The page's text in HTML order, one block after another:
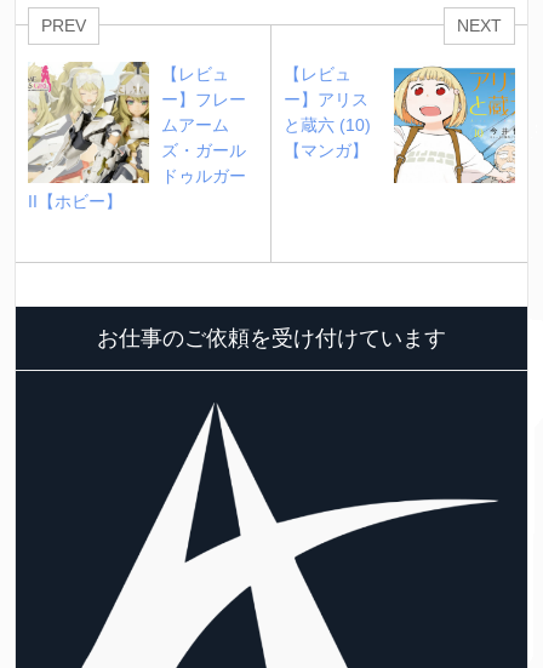
PREV
【レビュ
ー】フレー
ムアーム
ズ・ガール
ドゥルガー
II【ホビー】
NEXT
【レビュ
ー】アリス
と蔵六 (10)
【マンガ】
お仕事のご依頼を受け付けています